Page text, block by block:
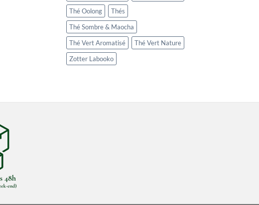
Thé Oolong
Thés
Thé Sombre & Maocha
Thé Vert Aromatisé
Thé Vert Nature
Zotter Labooko